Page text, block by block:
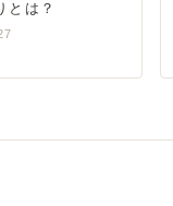
とは？